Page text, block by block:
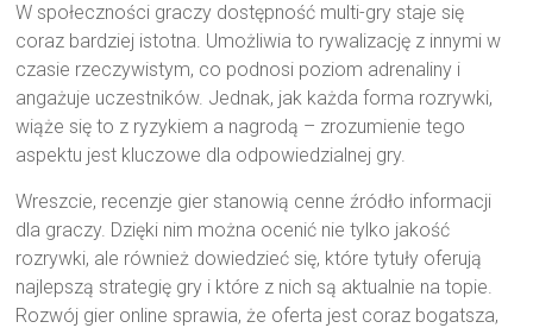
W społeczności graczy dostępność multi-gry staje się
coraz bardziej istotna. Umożliwia to rywalizację z innymi w
czasie rzeczywistym, co podnosi poziom adrenaliny i
angażuje uczestników. Jednak, jak każda forma rozrywki,
wiąże się to z ryzykiem a nagrodą – zrozumienie tego
aspektu jest kluczowe dla odpowiedzialnej gry.
Wreszcie, recenzje gier stanowią cenne źródło informacji
dla graczy. Dzięki nim można ocenić nie tylko jakość
rozrywki, ale również dowiedzieć się, które tytuły oferują
najlepszą strategię gry i które z nich są aktualnie na topie.
Rozwój gier online sprawia, że oferta jest coraz bogatsza,